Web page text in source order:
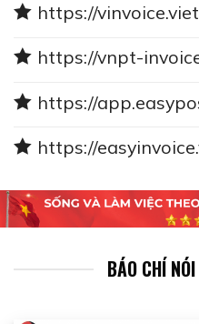
https://
https://vnpt-
https://
https://
BÁO CHÍ